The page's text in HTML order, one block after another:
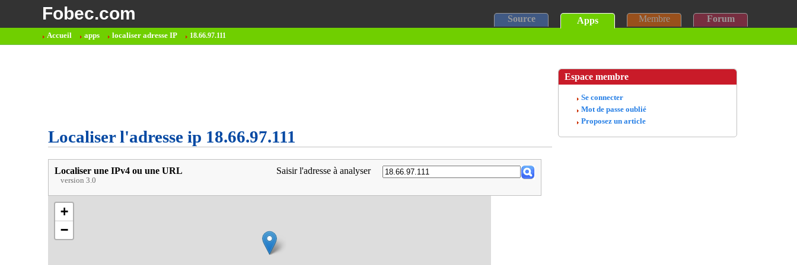
Fobec.com Source Apps Membre Forum
Accueil apps localiser adresse IP 18.66.97.111
Localiser l'adresse ip 18.66.97.111
Localiser une IPv4 ou une URL
version 3.0
Saisir l'adresse à analyser
+
−
Espace membre
Se connecter
Mot de passe oublié
Proposez un article